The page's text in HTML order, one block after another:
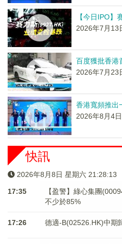
【今日IPO】
2026年7月13
百度獲批香港
2026年7月23
香港寬頻推出
2026年8月4
快訊
2026年8月8日 星期六 21:28:13
17:35
【盈警】綠心集團
不少於85%
17:26 德適-B(02526.HK)中期